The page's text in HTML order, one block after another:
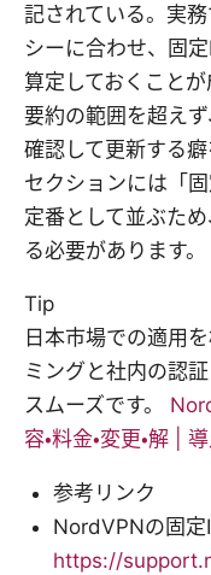
記されている。実
シーに合わせ、固
算定しておくこと
要約の範囲を超え
確認して更新する
セクションには「
定番として並ぶた
る必要があります。
Tip
日本市場での適用
ミングと社内の認
スムーズです。
容・料金・変更・解
参考リンク
NordVPNの固定
https://